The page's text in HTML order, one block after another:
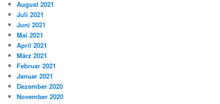
August 2021
Juli 2021
Juni 2021
Mai 2021
April 2021
März 2021
Februar 2021
Januar 2021
Dezember 2020
November 2020